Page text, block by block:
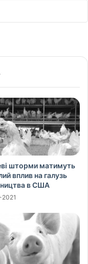
шторми матимуть
вплив на галузь
в США